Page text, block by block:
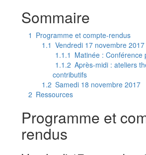
Sommaire
1 Programme et compte-rendus
1.1 Vendredi 17 novembre 2017
1.1.1 Matinée : Conférence
1.1.2 Après-midi : ateliers
contributifs
1.2 Samedi 18 novembre 2017
2 Ressources
Programme et
rendus